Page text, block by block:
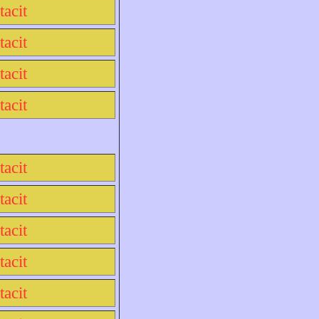
tacit
tacit
tacit
tacit
tacit
tacit
tacit
tacit
tacit